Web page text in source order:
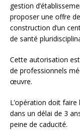
gestion
proposer une offre
construction d’un
de santé
Cette autorisation
de professionnels
œuvre.
L’opération doit faire
dans un délai de 3
peine de caducité.